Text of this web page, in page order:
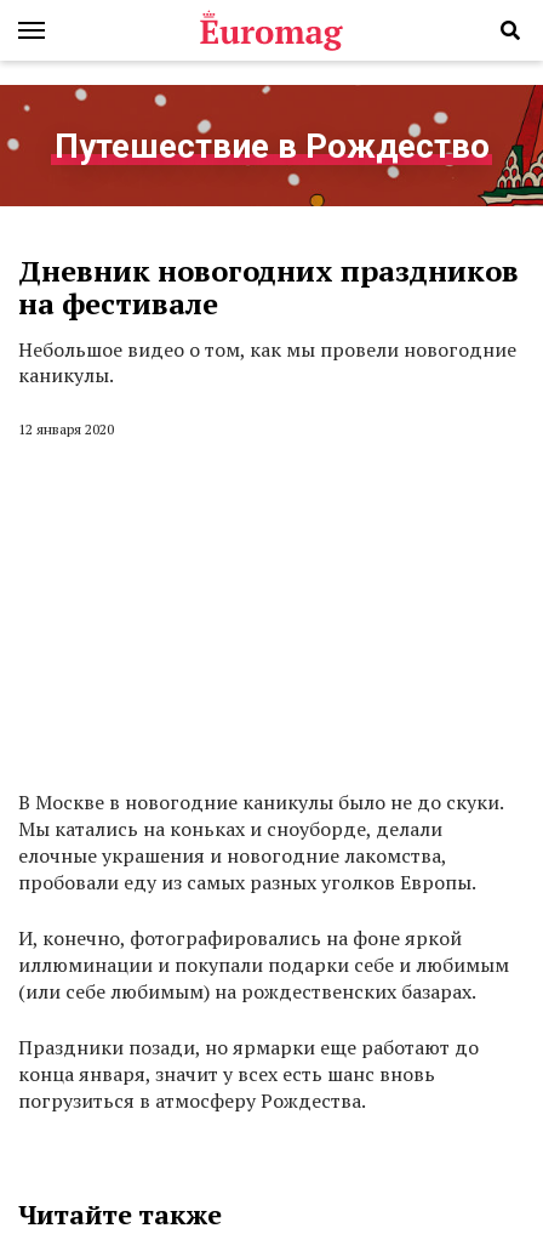
Путешествие в Рождество
Дневник новогодних праздников
на фестивале
Небольшое видео о том, как мы провели новогодние
каникулы.
12 января 2020
В Москве в новогодние каникулы было не до скуки.
Мы катались на коньках и сноуборде, делали
елочные украшения и новогодние лакомства,
пробовали еду из самых разных уголков Европы.
И, конечно, фотографировались на фоне яркой
иллюминации и покупали подарки себе и любимым
(или себе любимым) на рождественских базарах.
Праздники позади, но ярмарки еще работают до
конца января, значит у всех есть шанс вновь
погрузиться в атмосферу Рождества.
Читайте также